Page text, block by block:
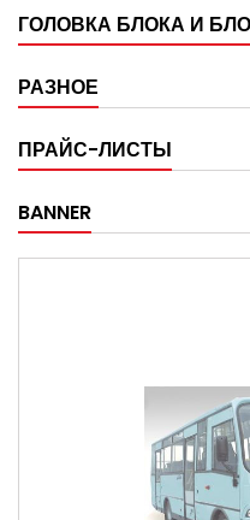
ГОЛОВКА БЛОКА И
РАЗНОЕ
ПРАЙС-ЛИСТЫ
BANNER